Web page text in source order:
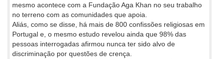
mesmo acontece com a Fundação Aga Khan no seu trabalho
no terreno com as comunidades que apoia.
Aliás, como se disse, há mais de 800 confissões religiosas em
Portugal e, o mesmo estudo revelou ainda que 98% das
pessoas interrogadas afirmou nunca ter sido alvo de
discriminação por questões de crença.